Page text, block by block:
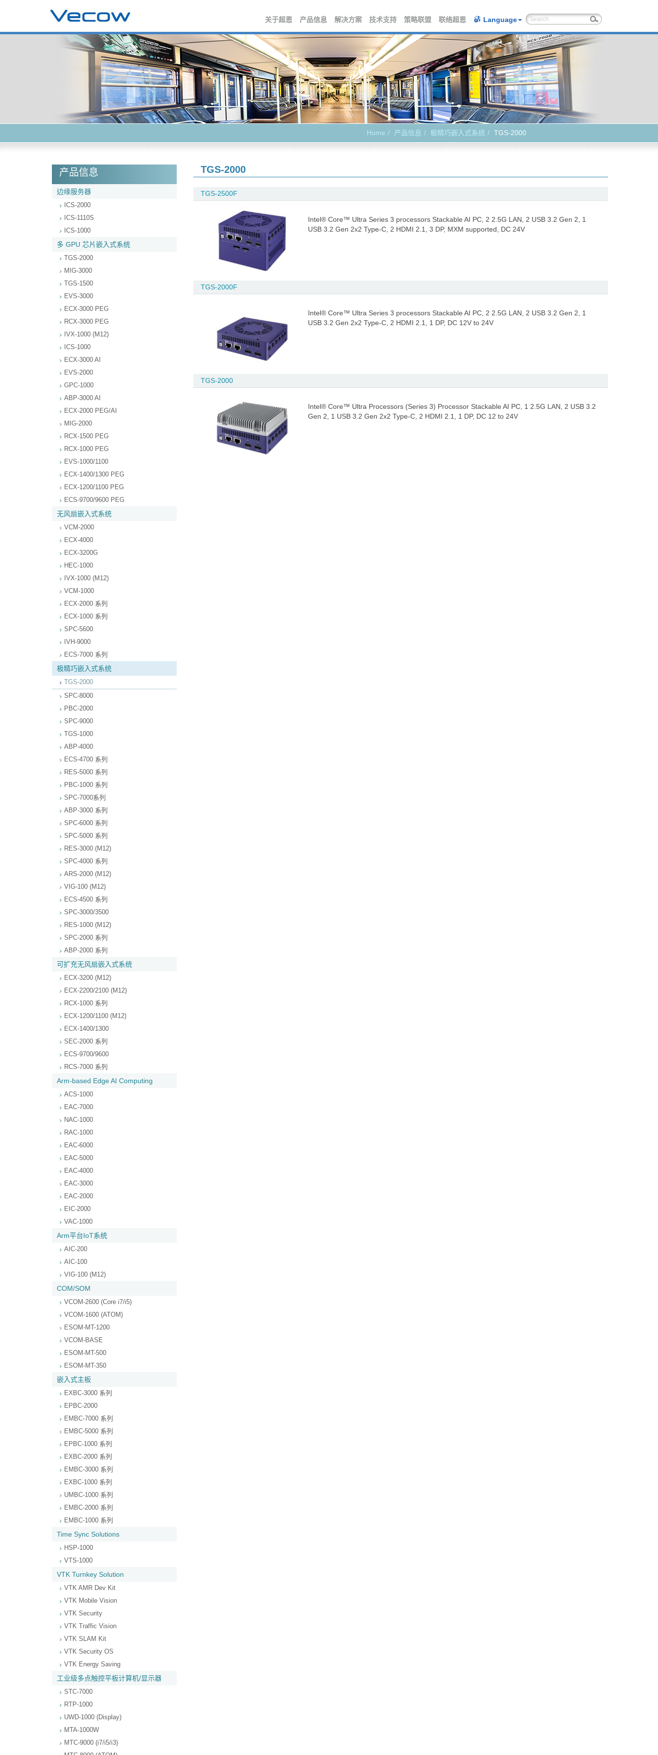
关于超恩 产品信息 解决方案 技术支持 策略联盟 联络超恩 Language
Home 产品信息 极精巧嵌入式系统 TGS-2000
产品信息
边缘服务器
ICS-2000
ICS-1110S
ICS-1000
多 GPU 芯片嵌入式系统
TGS-2000
MIG-3000
TGS-1500
EVS-3000
ECX-3000 PEG
RCX-3000 PEG
IVX-1000 (M12)
ICS-1000
ECX-3000 AI
EVS-2000
GPC-1000
ABP-3000 AI
ECX-2000 PEG/AI
MIG-2000
RCX-1500 PEG
RCX-1000 PEG
EVS-1000/1100
ECX-1400/1300 PEG
ECX-1200/1100 PEG
ECS-9700/9600 PEG
无风扇嵌入式系统
VCM-2000
ECX-4000
ECX-3200G
HEC-1000
IVX-1000 (M12)
VCM-1000
ECX-2000 系列
ECX-1000 系列
SPC-5600
IVH-9000
ECS-7000 系列
极精巧嵌入式系统
TGS-2000
SPC-8000
PBC-2000
SPC-9000
TGS-1000
ABP-4000
ECS-4700 系列
RES-5000 系列
PBC-1000 系列
SPC-7000系列
ABP-3000 系列
SPC-6000 系列
SPC-5000 系列
RES-3000 (M12)
SPC-4000 系列
ARS-2000 (M12)
VIG-100 (M12)
ECS-4500 系列
SPC-3000/3500
RES-1000 (M12)
SPC-2000 系列
ABP-2000 系列
可扩充无风扇嵌入式系统
ECX-3200 (M12)
ECX-2200/2100 (M12)
RCX-1000 系列
ECX-1200/1100 (M12)
ECX-1400/1300
SEC-2000 系列
ECS-9700/9600
RCS-7000 系列
Arm-based Edge AI Computing
ACS-1000
EAC-7000
NAC-1000
RAC-1000
EAC-6000
EAC-5000
EAC-4000
EAC-3000
EAC-2000
EIC-2000
VAC-1000
Arm平台IoT系统
AIC-200
AIC-100
VIG-100 (M12)
COM/SOM
VCOM-2600 (Core i7/i5)
VCOM-1600 (ATOM)
ESOM-MT-1200
VCOM-BASE
ESOM-MT-500
ESOM-MT-350
嵌入式主板
EXBC-3000 系列
EPBC-2000
EMBC-7000 系列
EMBC-5000 系列
EPBC-1000 系列
EXBC-2000 系列
EMBC-3000 系列
EXBC-1000 系列
UMBC-1000 系列
EMBC-2000 系列
EMBC-1000 系列
Time Sync Solutions
HSP-1000
VTS-1000
VTK Turnkey Solution
VTK AMR Dev Kit
VTK Mobile Vision
VTK Security
VTK Traffic Vision
VTK SLAM Kit
VTK Security OS
VTK Energy Saving
工业级多点触控平板计算机/显示器
STC-7000
RTP-1000
UWD-1000 (Display)
MTA-1000W
MTC-9000 (i7/i5/i3)
TGS-2000
TGS-2500F
Intel® Core™ Ultra Series 3 processors Stackable AI PC, 2 2.5G LAN, 2 USB 3.2 Gen 2, 1
USB 3.2 Gen 2x2 Type-C, 2 HDMI 2.1, 3 DP, MXM supported, DC 24V
TGS-2000F
Intel® Core™ Ultra Series 3 processors Stackable AI PC, 2 2.5G LAN, 2 USB 3.2 Gen 2, 1
USB 3.2 Gen 2x2 Type-C, 2 HDMI 2.1, 1 DP, DC 12V to 24V
TGS-2000
Intel® Core™ Ultra Processors (Series 3) Processor Stackable AI PC, 1 2.5G LAN, 2 USB 3.2
Gen 2, 1 USB 3.2 Gen 2x2 Type-C, 2 HDMI 2.1, 1 DP, DC 12 to 24V